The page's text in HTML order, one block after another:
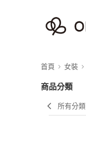
首頁 女裝
商品分類
所有分類